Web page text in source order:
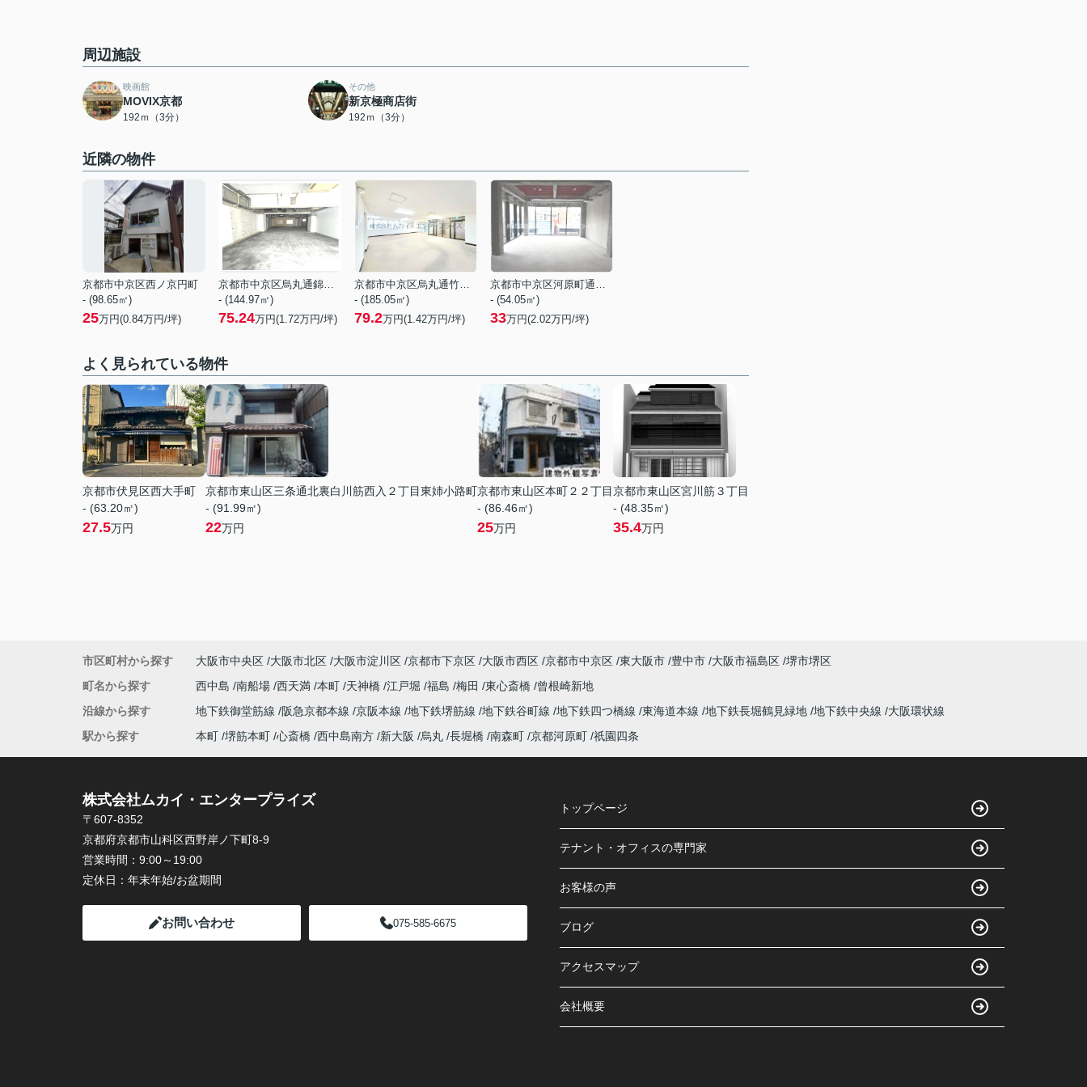
周辺施設
映画館
MOVIX京都
192ｍ（3分）
その他
新京極商店街
192ｍ（3分）
近隣の物件
京都市中京区西ノ京円町
- (98.65㎡)
25万円(0.84万円/坪)
京都市中京区烏丸通錦小路上る手洗水町
- (144.97㎡)
75.24万円(1.72万円/坪)
京都市中京区烏丸通竹屋町上る大倉町
- (185.05㎡)
79.2万円(1.42万円/坪)
京都市中京区河原町通三条下る大黒町
- (54.05㎡)
33万円(2.02万円/坪)
よく見られている物件
京都市伏見区西大手町
- (63.20㎡)
27.5万円
京都市東山区三条通北裏白川筋西入２丁目東姉小路町
- (91.99㎡)
22万円
京都市東山区本町２２丁目
- (86.46㎡)
25万円
京都市東山区宮川筋３丁目
- (48.35㎡)
35.4万円
市区町村から探す 大阪市中央区 大阪市北区 大阪市淀川区 京都市下京区 大阪市西区 京都市中京区 東大阪市 豊中市 大阪市福島区 堺市堺区
町名から探す
西中島 南船場 西天満 本町 天神橋 江戸堀 福島 梅田 東心斎橋
曾根崎新地
沿線から探す
地下鉄御堂筋線 阪急京都本線 京阪本線 地下鉄堺筋線 地下鉄谷町線 地下鉄四つ橋線 東海道本線 地下鉄長堀鶴見緑地 地下鉄中央線
大阪環状線
駅から探す
本町 堺筋本町 心斎橋 西中島南方 新大阪 烏丸 長堀橋 南森町 京都河原町 祇園四条
株式会社ムカイ・エンタープライズ
〒607-8352
京都府京都市山科区西野岸ノ下町8-9
営業時間： 9:00～19:00
定休日： 年末年始/お盆期間
お問い合わせ 075-585-6675
トップページ
テナント・オフィスの専門家
お客様の声
ブログ
アクセスマップ
会社概要